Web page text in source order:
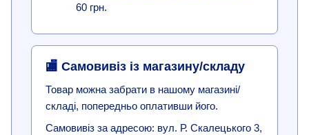
60 грн.
🏬 Самовивіз із магазину/складу
Товар можна забрати в нашому магазині/
складі, попередньо оплативши його.
Самовивіз за адресою: вул. Р. Скалецького 3,